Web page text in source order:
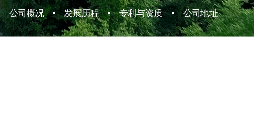
公司概况 发展历程 专利与资质 公司地址